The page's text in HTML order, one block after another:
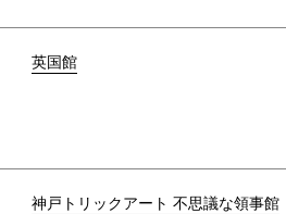
英国館
神戸トリックアート 不思議な領事館